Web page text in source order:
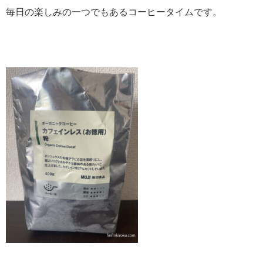
毎日の楽しみの一つでもあるコーヒータイムです。